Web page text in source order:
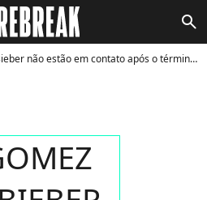
search
contato após o término do relacionamento, diz fonte do E! News - Foto